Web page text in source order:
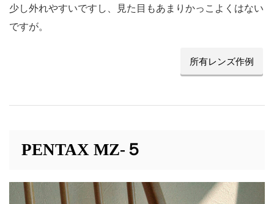
少し外れやすいですし、見た目もあまりかっこよくはない
ですが。
所有レンズ作例
PENTAX MZ-５